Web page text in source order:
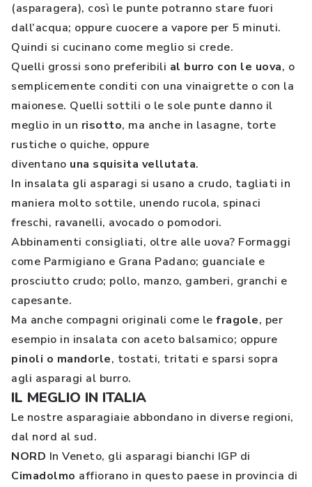
(asparagera), così le punte potranno stare fuori
dall’acqua; oppure cuocere a vapore per 5 minuti.
Quindi si cucinano come meglio si crede.
Quelli grossi sono preferibili al burro con le uova, o
semplicemente conditi con una vinaigrette o con la
maionese. Quelli sottili o le sole punte danno il
meglio in un risotto, ma anche in lasagne, torte
rustiche o quiche, oppure
diventano una squisita vellutata.
In insalata gli asparagi si usano a crudo, tagliati in
maniera molto sottile, unendo rucola, spinaci
freschi, ravanelli, avocado o pomodori.
Abbinamenti consigliati, oltre alle uova? Formaggi
come Parmigiano e Grana Padano; guanciale e
prosciutto crudo; pollo, manzo, gamberi, granchi e
capesante.
Ma anche compagni originali come le fragole, per
esempio in insalata con aceto balsamico; oppure
pinoli o mandorle, tostati, tritati e sparsi sopra
agli asparagi al burro.
IL MEGLIO IN ITALIA
Le nostre asparagiaie abbondano in diverse regioni,
dal nord al sud.
NORD In Veneto, gli asparagi bianchi IGP di
Cimadolmo affiorano in questo paese in provincia di